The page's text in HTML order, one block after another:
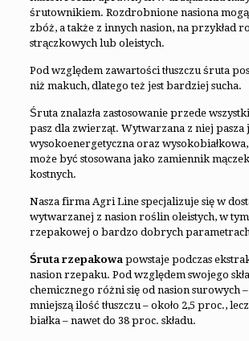
śrutownikiem. Rozdrobnione nasiona
zbóż, a także z innych nasion, na przykład
strączkowych lub oleistych.
Pod względem zawartości tłuszczu śruta
niż makuch, dlatego też jest bardziej sucha.
Śruta znalazła zastosowanie przede
pasz dla zwierząt. Wytwarzana z niej pasza
wysokoenergetyczna oraz
może być stosowana jako zamiennik
kostnych.
Nasza firma Agri Line specjalizuje się w
wytwarzanej z nasion roślin oleistych, w
rzepakowej o bardzo dobrych
Śruta rzepakowa powstaje podczas
nasion rzepaku. Pod względem swojego
chemicznego różni się od nasion surowych
mniejszą ilość tłuszczu – około 2,5 proc.,
białka – nawet do 38 proc. składu.